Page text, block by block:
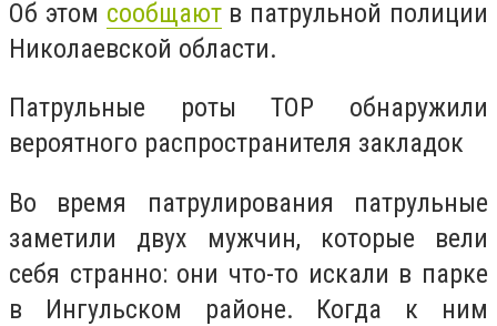
Об этом сообщаютв патрульной полиции
Николаевской области.
Патрульные роты ТОР обнаружили
вероятного распространителя закладок
Во время патрулирования патрульные
заметили двух мужчин, которые вели
себя странно: они что-то искали в парке
в Ингульском районе. Когда к ним